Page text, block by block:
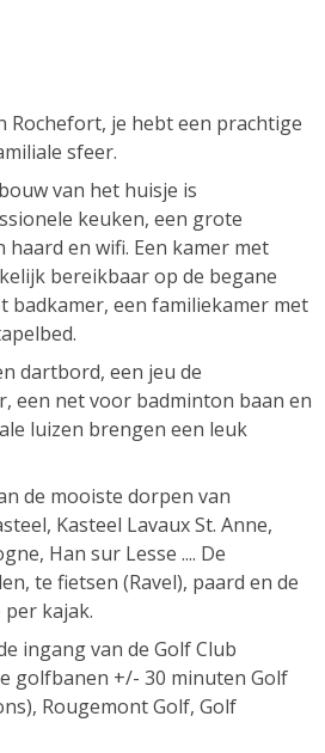
Rochefort, je hebt een prachtige
sfeer.
van het huisje is
keuken, een grote
en wifi. Een kamer met
bereikbaar op de begane
badkamer, een familiekamer met
dartbord, een jeu de
een net voor badminton baan en
luizen brengen een leuk
de mooiste dorpen van
Kasteel Lavaux St. Anne,
Han sur Lesse .... De
te fietsen (Ravel), paard en de
kajak.
ingang van de Golf Club
golfbanen +/- 30 minuten Golf
Rougemont Golf, Golf